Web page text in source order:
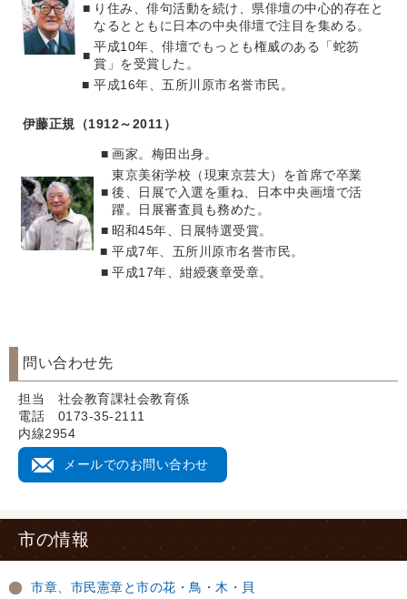
■ り住み、俳句活動を続け、県俳壇の中心的存在と
なるとともに日本の中央俳壇で注目を集める。
■
平成10年、俳壇でもっとも権威のある「蛇笏
賞」を受賞した。
■ 平成16年、五所川原市名誉市民。
伊藤正規（1912～2011）
■ 画家。梅田出身。
■
東京美術学校（現東京芸大）を首席で卒業
後、日展で入選を重ね、日本中央画壇で活
躍。日展審査員も務めた。
■ 昭和45年、日展特選受賞。
■ 平成7年、五所川原市名誉市民。
■ 平成17年、紺綬褒章受章。
問い合わせ先
担当 社会教育課社会教育係
電話 0173-35-2111
内線2954
メールでのお問い合わせ
市の情報
市章、市民憲章と市の花・鳥・木・貝